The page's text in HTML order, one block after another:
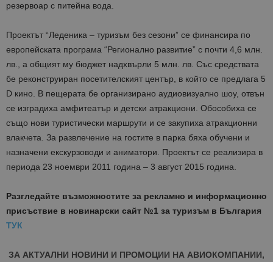
резервоар с питейна вода.
Проектът “Леденика – туризъм без сезони” се финансира по
европейската програма “Регионално развитие” с почти 4,6 млн.
лв., а общият му бюджет надхвърли 5 млн. лв. Със средствата
бе реконструиран посетителският център, в който се предлага 5
D кино. В пещерата бе организирано аудиовизуално шоу, отвън
се изградиха амфитеатър и детски атракциони. Обособиха се
също нови туристически маршрути и се закупиха атракционни
влакчета. За развлечение на гостите в парка бяха обучени и
назначени екскурзоводи и аниматори. Проектът се реализира в
периода 23 ноември 2011 година – 3 август 2015 година.
Разгледайте възможностите за рекламно и информационно
присъствие в новинарски сайт №1 за туризъм в България
ТУК
ЗА АКТУАЛНИ НОВИНИ И ПРОМОЦИИ НА АВИОКОМПАНИИ,